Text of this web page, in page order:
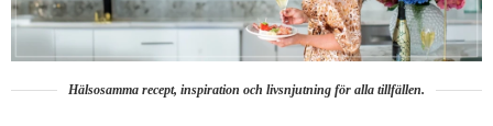
Hälsosamma recept, inspiration och livsnjutning för alla tillfällen.